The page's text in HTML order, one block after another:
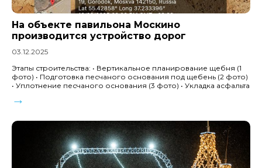
На объекте павильона Москино
производится устройство дорог
03.12.2025
Этапы строительства: • Вертикальное планирование щебня (1
фото) • Подготовка песчаного основания под щебень (2 фото)
• Уплотнение песчаного основания (3 фото) • Укладка асфальта
→